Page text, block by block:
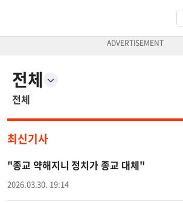
전체
전체
최신기사
"종교 약해지니 정치가 종교 대체"
2026.03.30. 19:14